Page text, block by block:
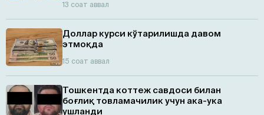
13 соат аввал
Доллар курси кўтарилишда давом
этмоқда
15 соат аввал
Тошкентда коттеж савдоси билан
боғлиқ товламачилик учун ака-ука
ушланди